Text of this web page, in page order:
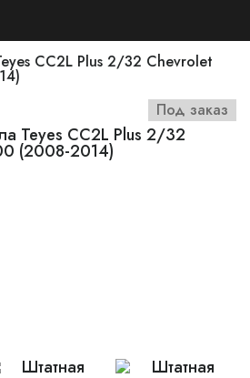
CC2L Plus 2/32 Chevrolet
Под заказ